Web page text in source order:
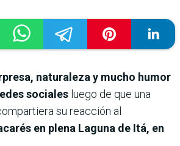
naturaleza y mucho humor
sociales luego de que una
su reacción al
en plena Laguna de Itá, en